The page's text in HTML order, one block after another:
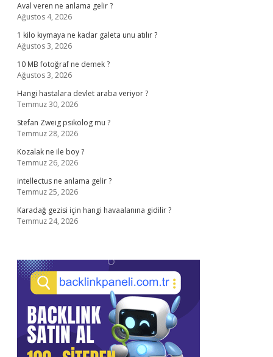
Aval veren ne anlama gelir ?
Ağustos 4, 2026
1 kilo kıymaya ne kadar galeta unu atılır ?
Ağustos 3, 2026
10 MB fotoğraf ne demek ?
Ağustos 3, 2026
Hangi hastalara devlet araba veriyor ?
Temmuz 30, 2026
Stefan Zweig psikolog mu ?
Temmuz 28, 2026
Kozalak ne ile boy ?
Temmuz 26, 2026
intellectus ne anlama gelir ?
Temmuz 25, 2026
Karadağ gezisi için hangi havaalanına gidilir ?
Temmuz 24, 2026